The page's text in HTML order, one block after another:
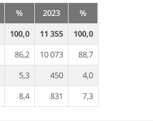
% 2023
%
100,0 11 355
100,0
86,2 10 073
88,7
5,3 450
4,0
8,4 831
7,3